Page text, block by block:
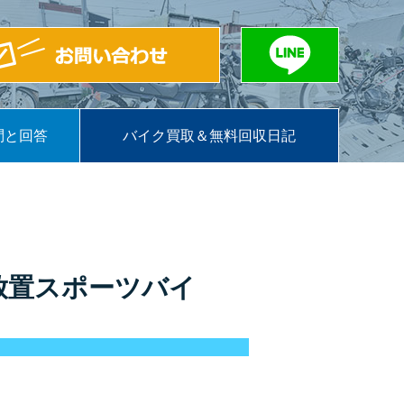
と回答 バイク買取＆無料回収日記
スポーツバイ